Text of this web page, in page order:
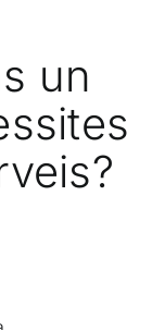
un